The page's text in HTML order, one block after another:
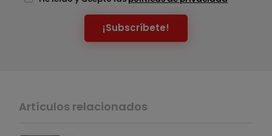
¡Subscríbete!
Artículos relacionados